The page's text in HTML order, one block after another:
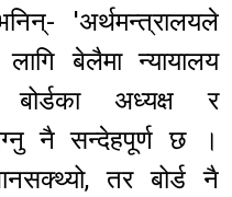
'अर्थमन्त्रालयले
बेलैमा न्यायालय
बोर्डका अध्यक्ष र
नै सन्देहपूर्ण छ ।
तर बोर्ड नै